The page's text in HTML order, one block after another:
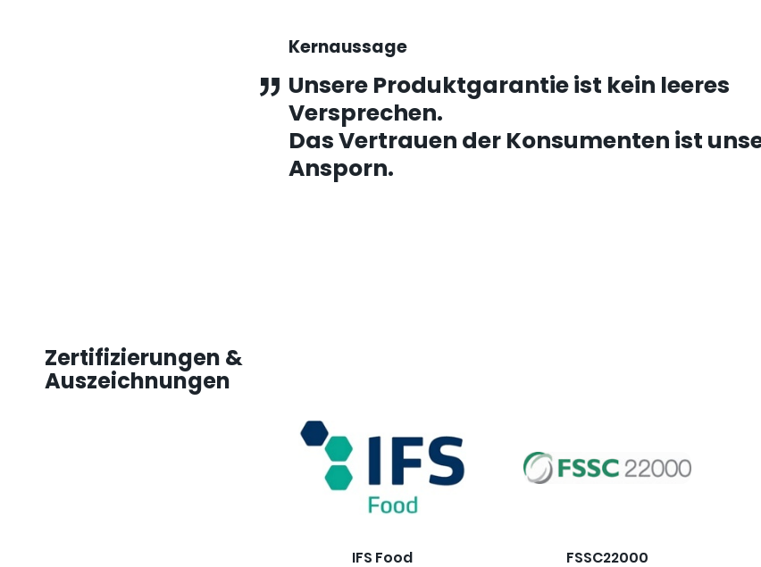
Kernaussage
Unsere Produktgarantie ist kein leeres
Versprechen.
Das Vertrauen der Konsumenten ist
Ansporn.
Zertifizierungen &
Auszeichnungen
IFS Food FSSC22000